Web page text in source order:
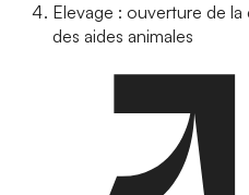
Elevage : ouverture de
des aides animales